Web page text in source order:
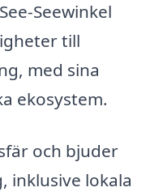
Seewinkel
till
med sina
ekosystem.
och bjuder
inklusive lokala